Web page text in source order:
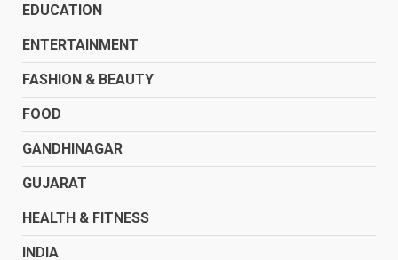
EDUCATION
ENTERTAINMENT
FASHION & BEAUTY
FOOD
GANDHINAGAR
GUJARAT
HEALTH & FITNESS
INDIA